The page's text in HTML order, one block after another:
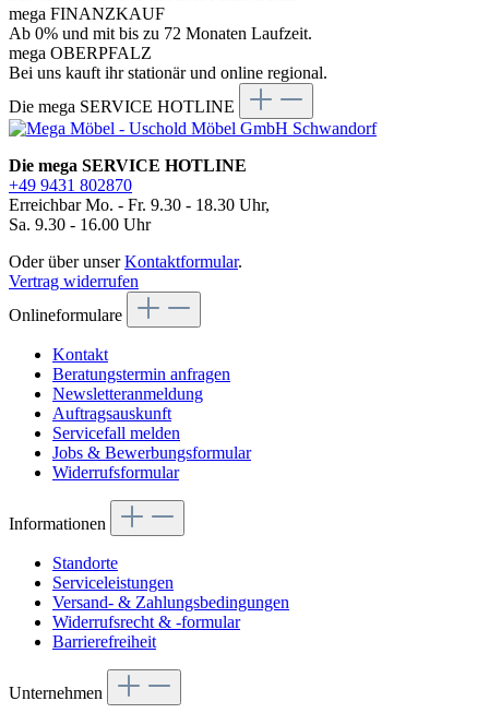
mega FINANZKAUF
Ab 0% und mit bis zu 72 Monaten Laufzeit.
mega OBERPFALZ
Bei uns kauft ihr stationär und online regional.
Die mega SERVICE HOTLINE
Die mega SERVICE HOTLINE
+49 9431 802870
Erreichbar Mo. - Fr. 9.30 - 18.30 Uhr,
Sa. 9.30 - 16.00 Uhr
Oder über unserKontaktformular.
Vertrag widerrufen
Onlineformulare
Kontakt
Beratungstermin anfragen
Newsletteranmeldung
Auftragsauskunft
Servicefall melden
Jobs & Bewerbungsformular
Widerrufsformular
Informationen
Standorte
Serviceleistungen
Versand- & Zahlungsbedingungen
Widerrufsrecht & -formular
Barrierefreiheit
Unternehmen